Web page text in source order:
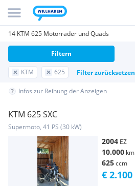
14 KTM 625 Motorräder und Quads
KTM 625 Filter zurücksetzen
Filtern
Infos zur Reihung der Anzeigen
KTM 625 SXC
Supermoto, 41 PS (30 kW)
2004 EZ
10.000 km
625ccm
€ 2.100